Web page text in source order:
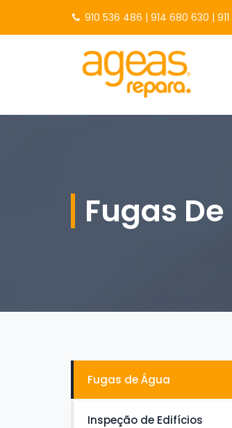
910 536 486 | 914 680 630 |
Fugas
Fugas de Água
Inspeção de Edifícios